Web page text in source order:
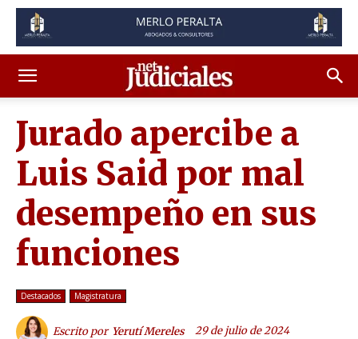
Jurado apercibe a
Luis Said por mal
desempeño en sus
funciones
Destacados Magistratura
Escrito por Yerutí Mereles 29 de julio de 2024